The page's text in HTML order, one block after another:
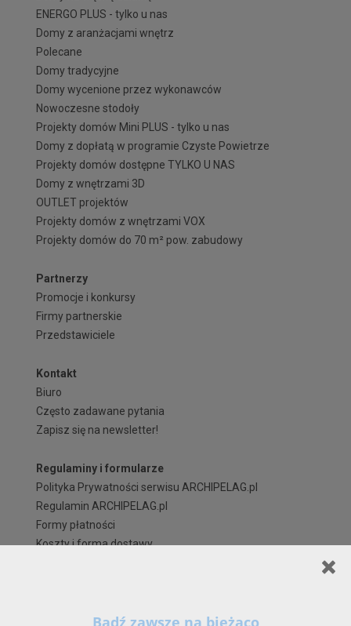
Szanowni Państwo,
ENERGO PLUS - tylko u nas
Domy z aranżacjami wnętrz
Polecane
Domy tradycyjne
Domy wycenione przez wykonawców
Nowoczesne stodoły
Projekty domów Mini PLUS - tylko u nas
Domy z dopłatą w programie Czyste Powietrze
Projekty domów dostępne TYLKO U NAS
Domy z wnętrzami 3D
OUTLET projektów
Projekty domów z wnętrzami VOX
Projekty domów do 70 m² pow. zabudowy
Partnerzy
Promocje i konkursy
Firmy partnerskie
Przedstawiciele
Kontakt
Biuro
Często zadawane pytania
Zapisz się na newsletter!
Regulaminy i formularze
Polityka Prywatności serwisu ARCHIPELAG.pl
Regulamin ARCHIPELAG.pl
Formy płatności
Koszty i forma dostawy